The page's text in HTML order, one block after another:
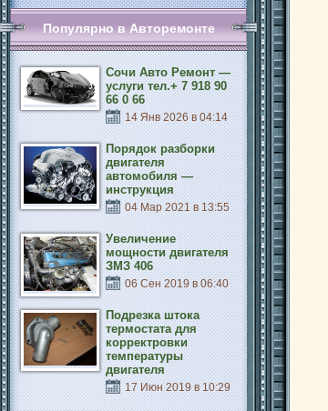
Популярно в Авторемонте
Сочи Авто Ремонт —
услуги тел.+ 7 918 90
66 0 66
14 Янв 2026 в 04:14
Порядок разборки
двигателя
автомобиля —
инструкция
04 Мар 2021 в 13:55
Увеличение
мощности двигателя
ЗМЗ 406
06 Сен 2019 в 06:40
Подрезка штока
термостата для
корректровки
температуры
двигателя
17 Июн 2019 в 10:29